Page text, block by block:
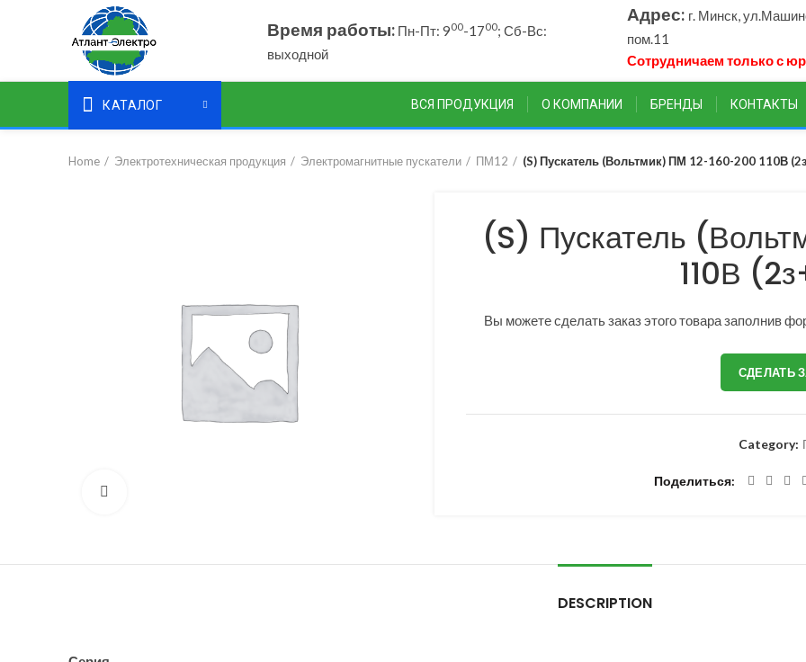
Время работы:Пн-Пт: 900-1700; Сб-Вс:
выходной
Адрес: г. Минск,
пом.11
Сотрудничаем только с
КАТАЛОГ ВСЯ ПРОДУКЦИЯ О КОМПАНИИ БРЕНДЫ КОНТАКТЫ
Home Электротехническая продукция Электромагнитные пускатели ПМ12 (S) Пускатель (Вольтмик) ПМ 12-160-200 110В
(S) Пускатель
110В
Вы можете сделать заказ этого товара заполнив
СДЕЛАТЬ
Category:
Поделиться
DESCRIPTION